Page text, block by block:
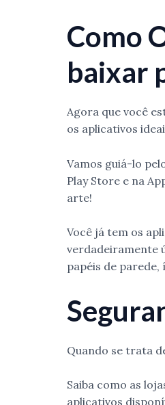
Como
baixar
Agora que você
os aplicativos
Vamos guiá-lo
Play Store e na
arte!
Você já tem os
verdadeiramente
papéis de
Quando se trata
Saiba como as
aplicativos